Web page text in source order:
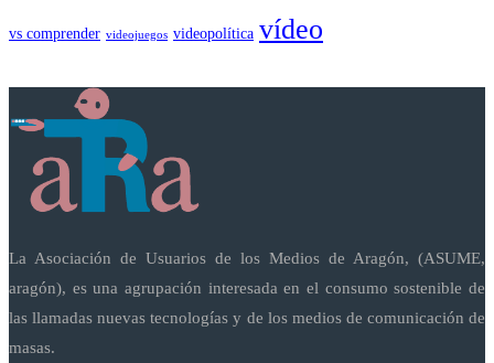
vs comprender videojuegos videopolítica vídeo
La Asociación de Usuarios de los Medios de Aragón, (ASUME,
aragón), es una agrupación interesada en el consumo sostenible de
las llamadas nuevas tecnologías y de los medios de comunicación de
masas.